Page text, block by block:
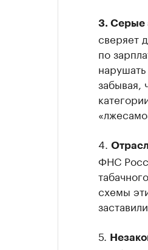
3. Серые
сверяет
по
забывая,
4.
ФНС
схемы
5.